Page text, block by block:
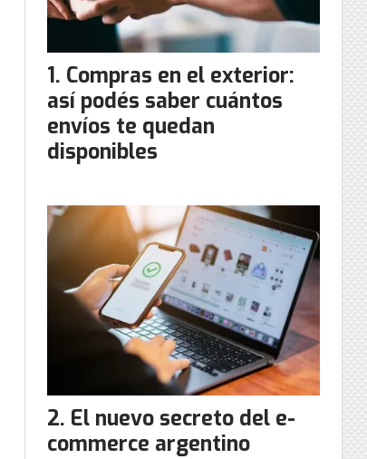
Compras en el exterior:
así podés saber cuántos
envíos te quedan
disponibles
El nuevo secreto del e-
commerce argentino